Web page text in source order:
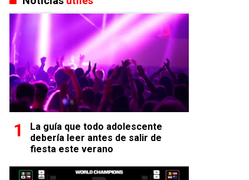
La guía que todo adolescente
debería leer antes de salir de
fiesta este verano